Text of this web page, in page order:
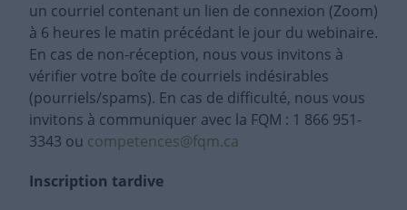
un courriel contenant un lien de connexion (Zoom)
à 6 heures le matin précédant le jour du webinaire.
En cas de non-réception, nous vous invitons à
vérifier votre boîte de courriels indésirables
(pourriels/spams). En cas de difficulté, nous vous
invitons à communiquer avec la FQM : 1 866 951-
3343 ou competences@fqm.ca
Inscription tardive